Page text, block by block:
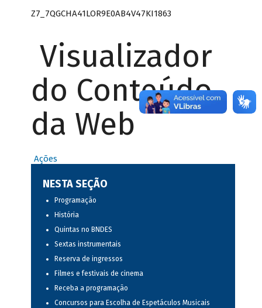
Z7_7QGCHA41LOR9E0AB4V47KI1863
Visualizador
do Conteúdo
da Web
Ações
NESTA SEÇÃO
Programação
História
Quintas no BNDES
Sextas instrumentais
Reserva de ingressos
Filmes e festivais de cinema
Receba a programação
Concursos para Escolha de Espetáculos Musicais